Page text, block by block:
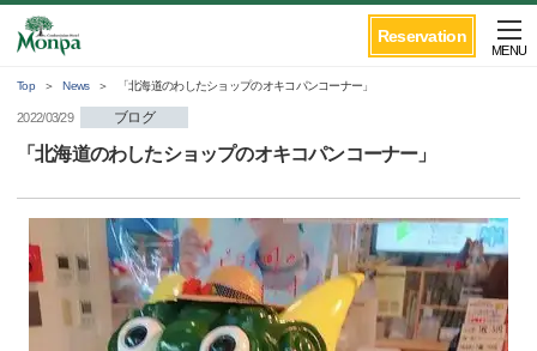
Reservation
MENU
Top News 「北海道のわしたショップのオキコパンコーナー」
2022/03/29 ブログ
「北海道のわしたショップのオキコパンコーナー」